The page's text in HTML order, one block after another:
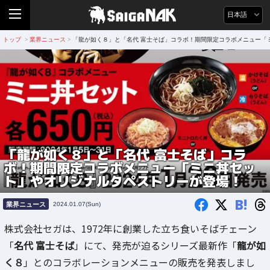
日本語
トップ > 業界ニュース > 「龍が如く８」と「名代 富士そば」コラボ！期間限定コラボメニュー
「龍が如く８」と「名代 富士そば」コラ
ボ！期間限定コラボメニュー「ミニ丼セッ
ト」やオリジナルタペストリーが登場！
業界ニュース 2024.01.07(Sun) B!
株式会社セガは、1972年に創業した立ち食いそばチェーン
「名代 富士そば」にて、発売が迫るシリーズ最新作「龍が如
く８ 」とのコラボレーションメニューの販売を発表しまし